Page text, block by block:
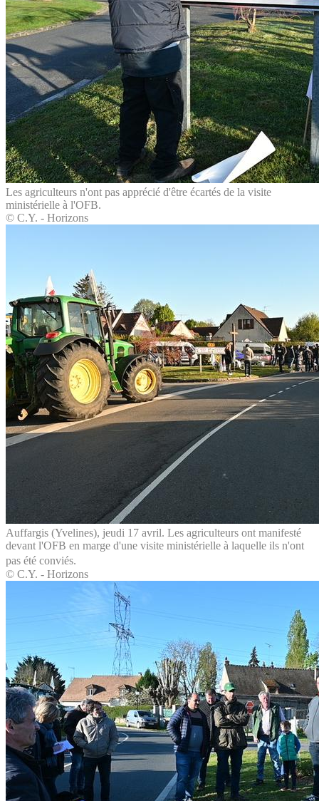
Les agriculteurs n'ont pas apprécié d'être écartés de la visite
ministérielle à l'OFB.
© C.Y. - Horizons
Auffargis (Yvelines), jeudi 17 avril. Les agriculteurs ont manifesté
devant l'OFB en marge d'une visite ministérielle à laquelle ils n'ont
pas été conviés.
© C.Y. - Horizons